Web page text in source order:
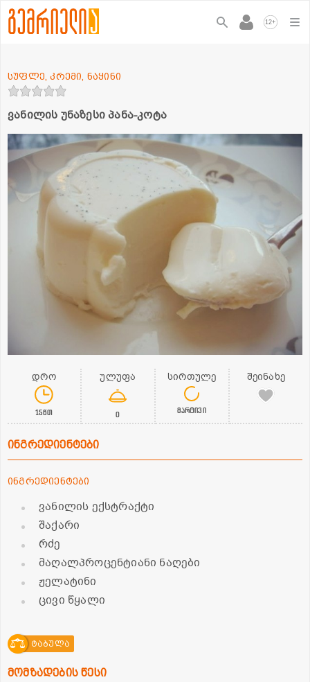
12+
ვანილის უნაზესი პანა-კოტა
სუფლე, კრემი, ნაყინი
დრო
15წთ
ულუფა
0
სირთულე
მარტივი
შეინახე
ინგრედიენტები
ინგრედიენტები
ვანილის ექსტრაქტი
შაქარი
რძე
მაღალპროცენტიანი ნაღები
ჟელატინი
ცივი წყალი
ტაბულა
მომზადების წესი